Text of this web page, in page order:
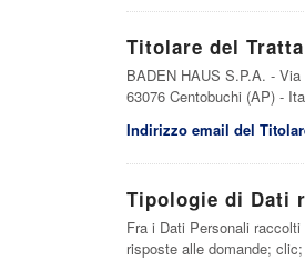
Titolare del
BADEN HAUS S.P.A. -
63076 Centobuchi (AP) -
Indirizzo email del
Tipologie di Dati
Fra i Dati Personali
risposte alle domande;